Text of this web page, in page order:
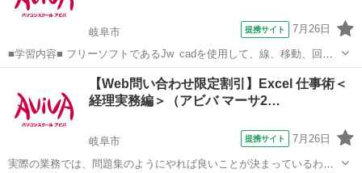
岐阜市 提携サイト 7月26日
■学習内容■ フリーソフトであるJw_cadを使用して、線、移動、回転
などの基本機能や複雑なオブジェクトの作図、作図効率を上げる機
能、寸法の記入、レイアウトと印刷方法などを学習します。 授業で視
聴した映像解説はご自宅のP...
その他
【Web問い合わせ限定割引】Excel 仕事術＜
経理実務編＞（アビバ マーサ2…
岐阜市 提携サイト 7月26日
実際の業務では、問題集のようにやれば良いことが決まっているわけ